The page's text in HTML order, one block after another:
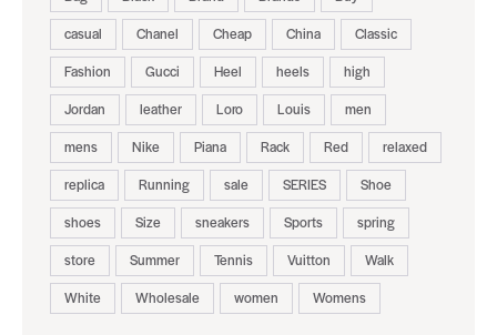
casual
Chanel Cheap China
Classic
Fashion
Gucci Heel heels
high
Jordan
leather Loro Louis
men
mens
Nike Piana Rack Red
relaxed
replica
Running sale SERIES
Shoe
shoes
Size sneakers Sports
spring
store
Summer Tennis Vuitton
Walk
White
Wholesale women Womens